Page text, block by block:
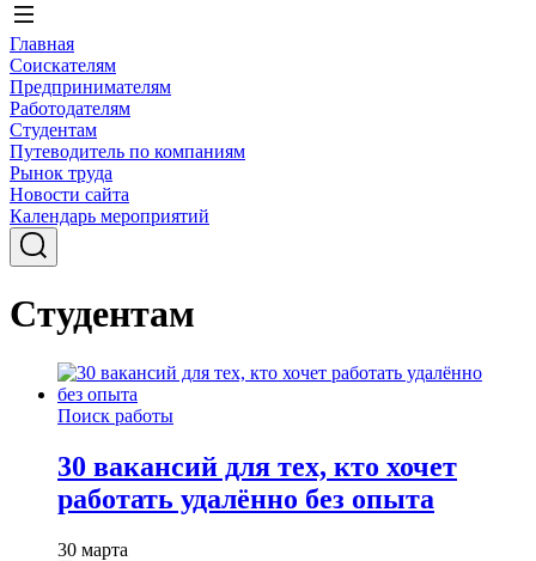
Главная
Соискателям
Предпринимателям
Работодателям
Студентам
Путеводитель по компаниям
Рынок труда
Новости сайта
Календарь мероприятий
Студентам
Поиск работы
30 вакансий для тех, кто хочет
работать удалённо без опыта
30 марта